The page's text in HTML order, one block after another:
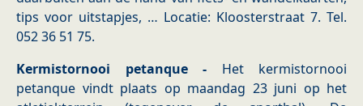
tips voor uitstapjes, … Locatie: Kloosterstraat 7. Tel.
052 36 51 75.
Kermistornooi petanque - Het kermistornooi
petanque vindt plaats op maandag 23 juni op het